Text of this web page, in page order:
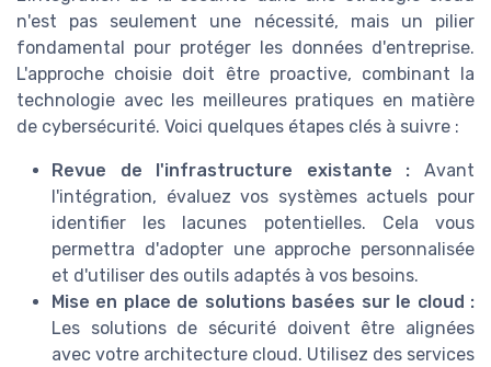
n'est pas seulement une nécessité, mais un pilier
fondamental pour protéger les données d'entreprise.
L'approche choisie doit être proactive, combinant la
technologie avec les meilleures pratiques en matière
de cybersécurité. Voici quelques étapes clés à suivre :
Revue de l'infrastructure existante : Avant
l'intégration, évaluez vos systèmes actuels pour
identifier les lacunes potentielles. Cela vous
permettra d'adopter une approche personnalisée
et d'utiliser des outils adaptés à vos besoins.
Mise en place de solutions basées sur le cloud :
Les solutions de sécurité doivent être alignées
avec votre architecture cloud. Utilisez des services